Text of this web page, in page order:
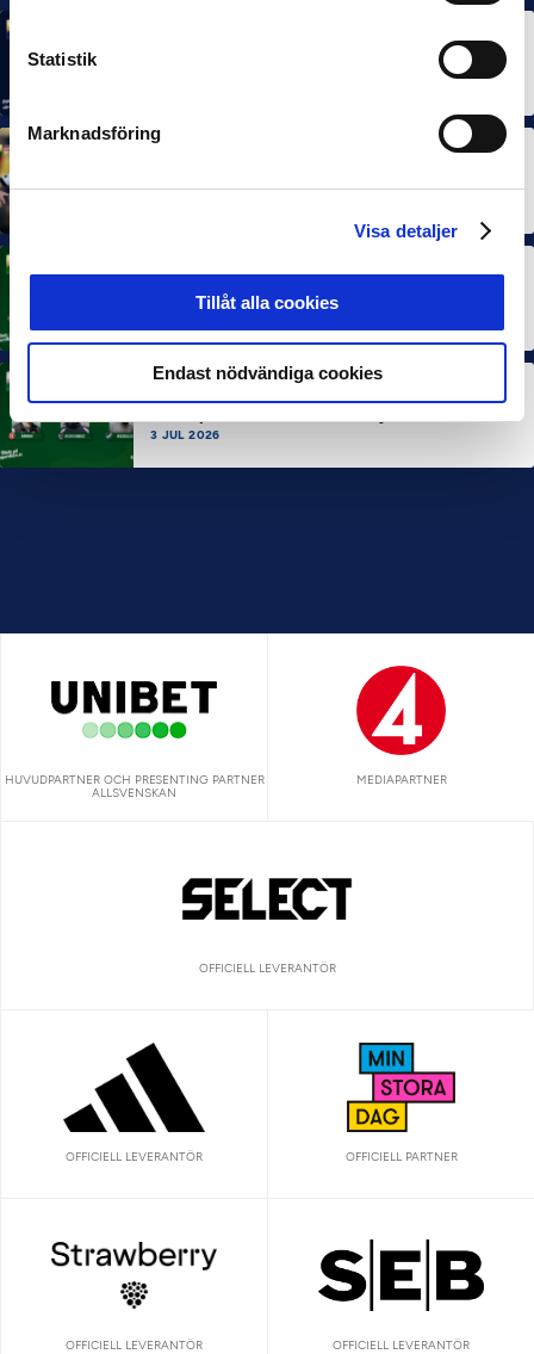
Statistik
Marknadsföring
Visa detaljer
Tillåt alla cookies
Endast nödvändiga cookies
Rösta på Månadens Spelare & Tränare i juli
MÅNADENS SPELARE
Rösta på Månadens Spelare i juni
3 JUL 2026
HUVUDPARTNER OCH PRESENTING PARTNER
ALLSVENSKAN
MEDIAPARTNER
OFFICIELL LEVERANTÖR
OFFICIELL LEVERANTÖR OFFICIELL PARTNER
OFFICIELL LEVERANTÖR OFFICIELL LEVERANTÖR